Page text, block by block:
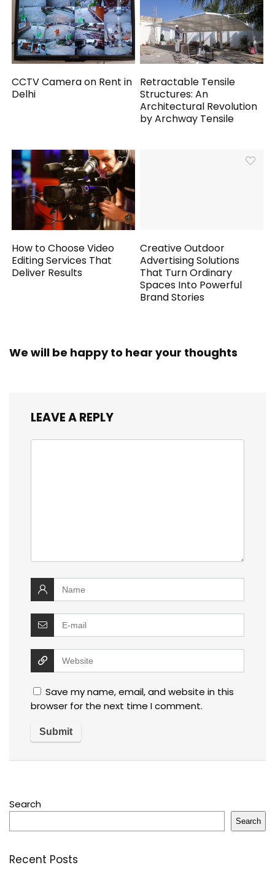
CCTV Camera on Rent in
Delhi
Retractable Tensile
Structures: An
Architectural Revolution
by Archway Tensile
How to Choose Video
Editing Services That
Deliver Results
Creative Outdoor
Advertising Solutions
That Turn Ordinary
Spaces Into Powerful
Brand Stories
We will be happy to hear your thoughts
LEAVE A REPLY
Save my name, email, and website in this
browser for the next time I comment.
Search
Search
Recent Posts